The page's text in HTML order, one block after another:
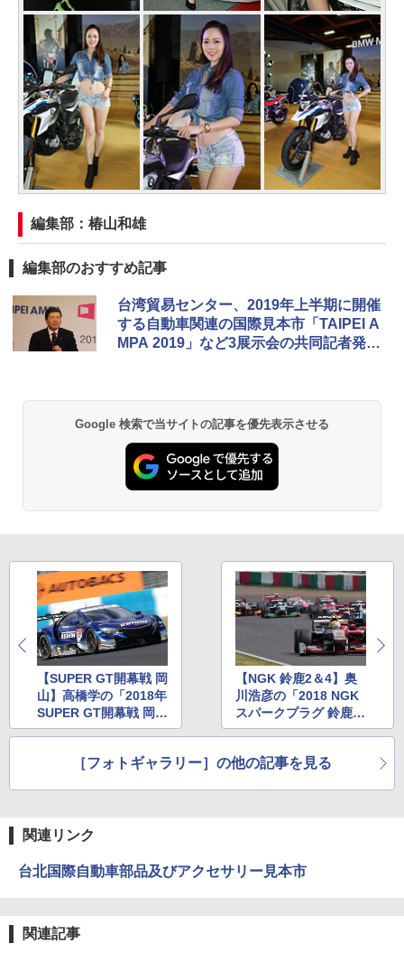
編集部：椿山和雄
編集部のおすすめ記事
台湾貿易センター、2019年上半期に開催
する自動車関連の国際見本市「TAIPEI A
MPA 2019」など3展示会の共同記者発表
Google 検索で当サイトの記事を優先表示させる
【SUPER GT開幕戦 岡
山】高橋学の「2018年
SUPER GT開幕戦 岡
山」フォトギャラリー
【NGK 鈴鹿2＆4】奥
川浩彦の「2018 NGK
スパークプラグ 鈴鹿2
＆4レース」フォトギ
［フォトギャラリー］の他の記事を見る
関連リンク
台北国際自動車部品及びアクセサリー見本市
関連記事